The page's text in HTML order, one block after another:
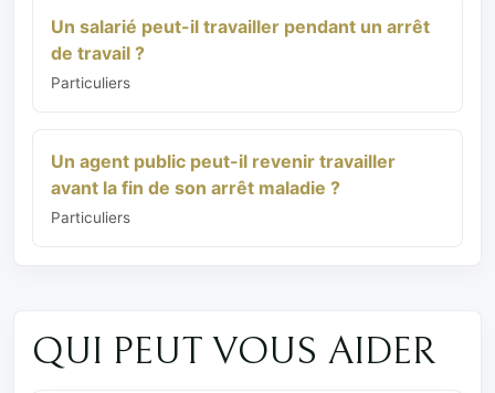
Un salarié peut-il travailler pendant un arrêt
de travail ?
Particuliers
Un agent public peut-il revenir travailler
avant la fin de son arrêt maladie ?
Particuliers
QUI PEUT VOUS AIDER